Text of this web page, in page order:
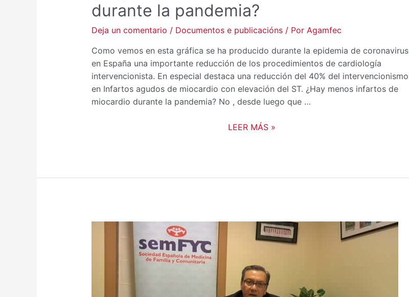
durante la pandemia?
Deja un comentario / Documentos e publicacións/ Por Agamfec
Como vemos en esta gráfica se ha producido durante la epidemia de coronavirus
en España una importante reducción de los procedimientos de cardiología
intervencionista. En especial destaca una reducción del 40% del intervencionismo
en Infartos agudos de miocardio con elevación del ST. ¿Hay menos infartos de
miocardio durante la pandemia? No , desde luego que …
LEER MÁS »